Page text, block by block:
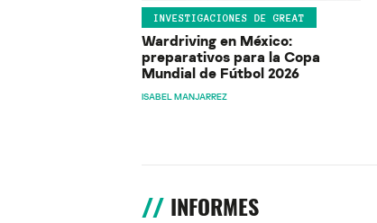
INVESTIGACIONES DE GREAT
Wardriving en México:
preparativos para la Copa
Mundial de Fútbol 2026
ISABEL MANJARREZ
INFORMES